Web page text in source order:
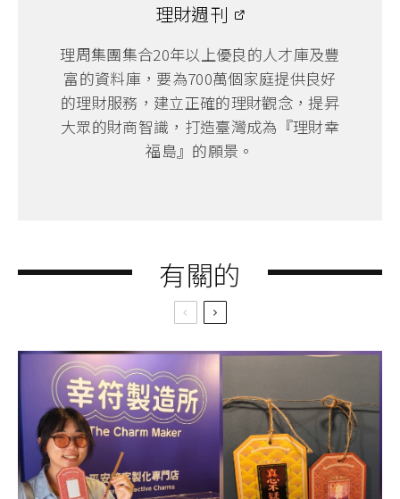
理財週刊
理周集團集合20年以上優良的人才庫及豐
富的資料庫，要為700萬個家庭提供良好
的理財服務，建立正確的理財觀念，提昇
大眾的財商智識，打造臺灣成為『理財幸
福島』的願景。
有關的